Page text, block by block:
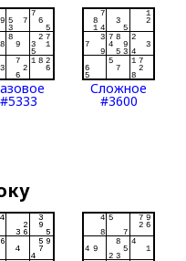
#5333
Сложное
#3600